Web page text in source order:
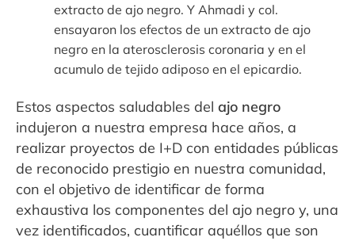
extracto de ajo negro. Y Ahmadi y col.
ensayaron los efectos de un extracto de ajo
negro en la aterosclerosis coronaria y en el
acumulo de tejido adiposo en el epicardio.
Estos aspectos saludables del ajo negro
indujeron a nuestra empresa hace años, a
realizar proyectos de I+D con entidades públicas
de reconocido prestigio en nuestra comunidad,
con el objetivo de identificar de forma
exhaustiva los componentes del ajo negro y, una
vez identificados, cuantificar aquéllos que son